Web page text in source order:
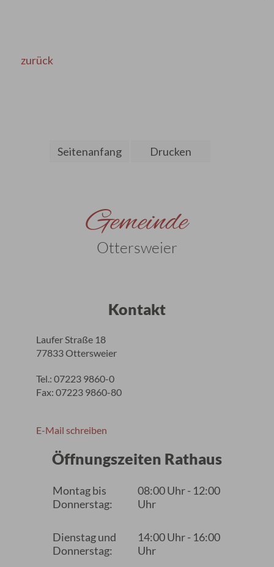
zurück
Seitenanfang Drucken
Gemeinde
Ottersweier
Kontakt
Laufer Straße 18
77833 Ottersweier
Tel.: 07223 9860-0
Fax: 07223 9860-80
E-Mail schreiben
Öffnungszeiten Rathaus
Montag bis
Donnerstag:
08:00 Uhr - 12:00
Uhr
Dienstag und
Donnerstag:
14:00 Uhr - 16:00
Uhr